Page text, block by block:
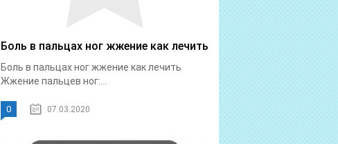
Боль в пальцах ног жжение как лечить
Боль в пальцах ног жжение как лечить
Жжение пальцев ног:...
0 07.03.2020